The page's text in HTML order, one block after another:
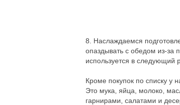
8. Наслаждаемся
опаздывать с обедом из-за
используется в следующий
Кроме покупок по списку у
Это мука, яйца, молоко,
гарнирами, салатами и